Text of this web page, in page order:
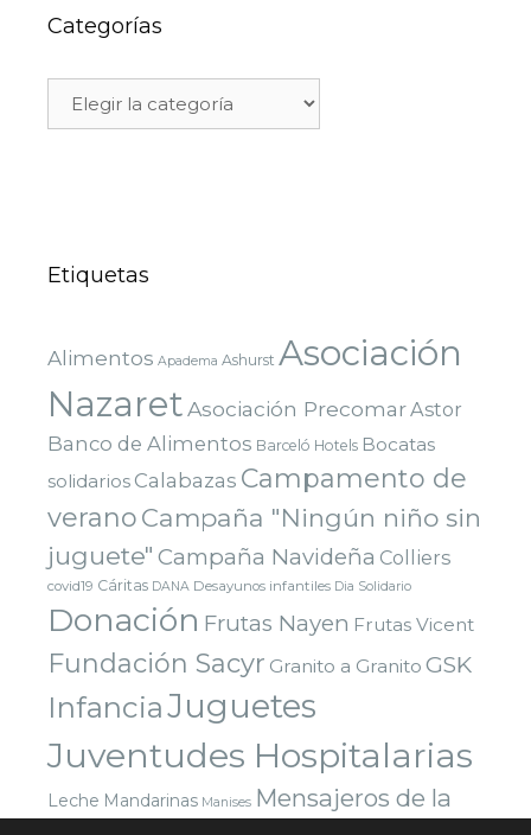
Categorías
Etiquetas
Alimentos Apadema Ashurst Asociación
NazaretAsociación PrecomarAstor
Banco de Alimentos Barceló Hotels Bocatas
solidarios Calabazas Campamento de
verano Campaña "Ningún niño sin
juguete" Campaña Navideña Colliers
covid19 Cáritas DANA Desayunos infantiles Dia Solidario
Donación Frutas Nayen Frutas Vicent
Fundación Sacyr Granito a Granito GSK
InfanciaJuguetes
Juventudes Hospitalarias
Leche Mandarinas Manises Mensajeros de la